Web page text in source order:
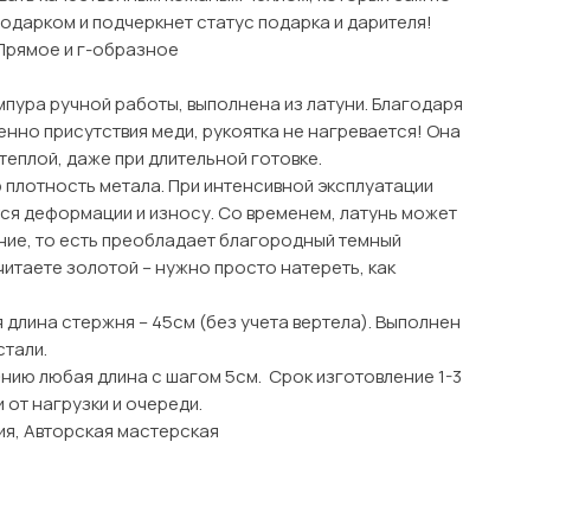
и подчеркнет статус подарка и дарителя!
и г-образное
ручной работы, выполнена из латуни. Благодаря
присутствия меди, рукоятка не нагревается! Она
даже при длительной готовке.
метала. При интенсивной эксплуатации
деформации и износу. Со временем, латунь может
то есть преобладает благородный темный
золотой – нужно просто натереть, как
стержня – 45см (без учета вертела). Выполнен
любая длина с шагом 5см. Срок изготовление 1-3
нагрузки и очереди.
Авторская мастерская